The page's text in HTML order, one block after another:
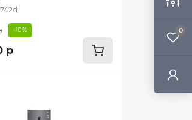
0
-10%
р